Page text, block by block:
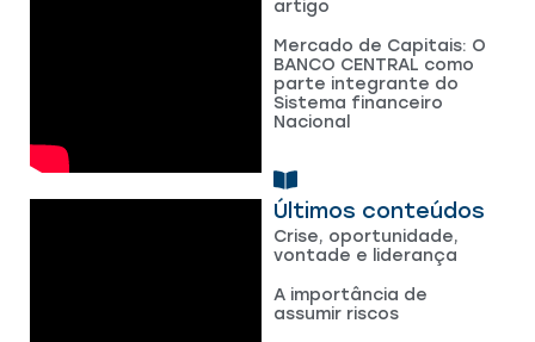
Últimos conteúdos
Crise, oportunidade,
vontade e liderança
A importância de
assumir riscos
artigo
Mercado de Capitais: O
BANCO CENTRAL como
parte integrante do
Sistema financeiro
Nacional